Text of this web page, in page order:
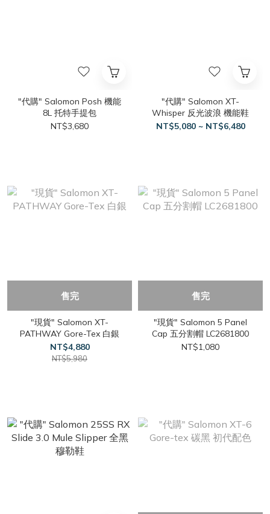
"代購" Salomon Posh 機能
8L 托特手提包
NT$3,680
"代購" Salomon XT-
Whisper 反光波浪 機能鞋
NT$5,080 ~ NT$6,480
售完
"現貨" Salomon XT-
PATHWAY Gore-Tex 白銀
NT$4,880
NT$5,980
售完
"現貨" Salomon 5 Panel
Cap 五分割帽 LC2681800
NT$1,080